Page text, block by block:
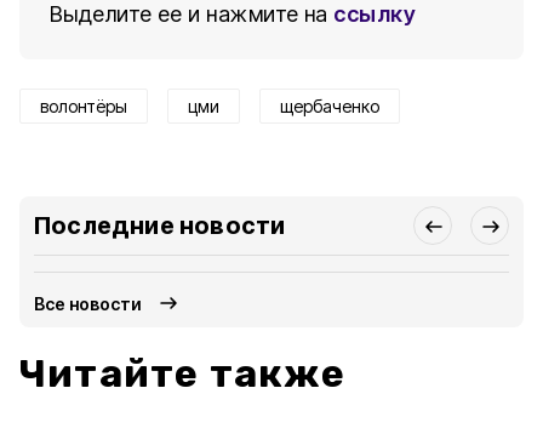
Выделите ее и нажмите на ссылку
волонтёры цми щербаченко
Последние новости
Все новости
Читайте также